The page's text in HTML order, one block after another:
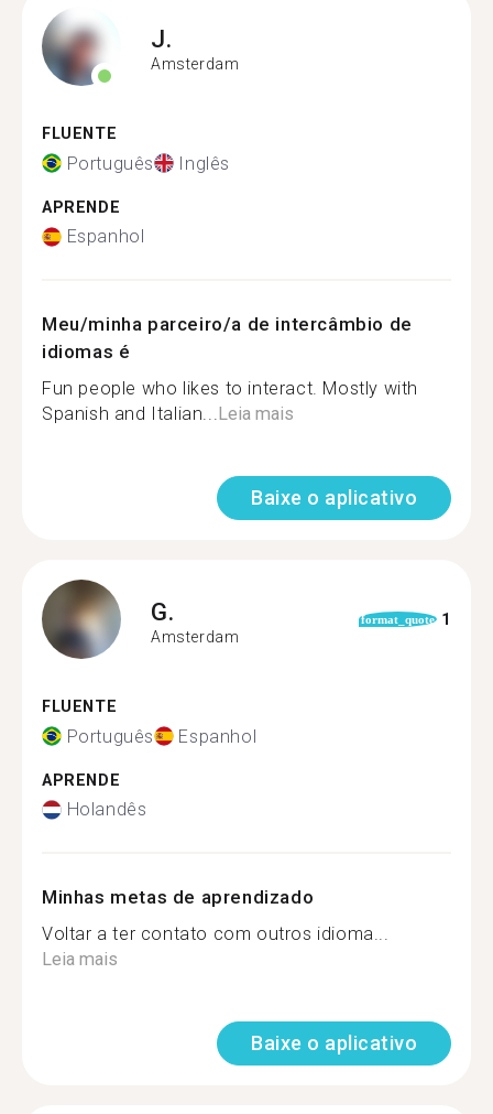
J.
Amsterdam
FLUENTE
Português Inglês
APRENDE
Espanhol
Meu/minha parceiro/a de intercâmbio de
idiomas é
Fun people who likes to interact. Mostly with
Spanish and Italian...Leia mais
Baixe o aplicativo
G.
Amsterdam
format_quote 1
FLUENTE
Português Espanhol
APRENDE
Holandês
Minhas metas de aprendizado
Voltar a ter contato com outros idioma...
Leia mais
Baixe o aplicativo